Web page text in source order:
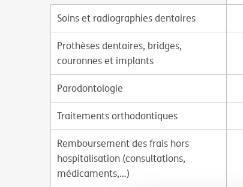
Soins et radiographies dentaires
Prothèses dentaires, bridges,
couronnes et implants
Parodontologie
Traitements orthodontiques
Remboursement des frais hors
hospitalisation (consultations,
médicaments,…)